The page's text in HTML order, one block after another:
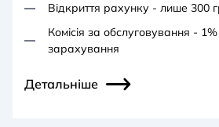
Відкриття рахунку - лише 300
Комісія за обслуговування -
зарахування
Детальніше